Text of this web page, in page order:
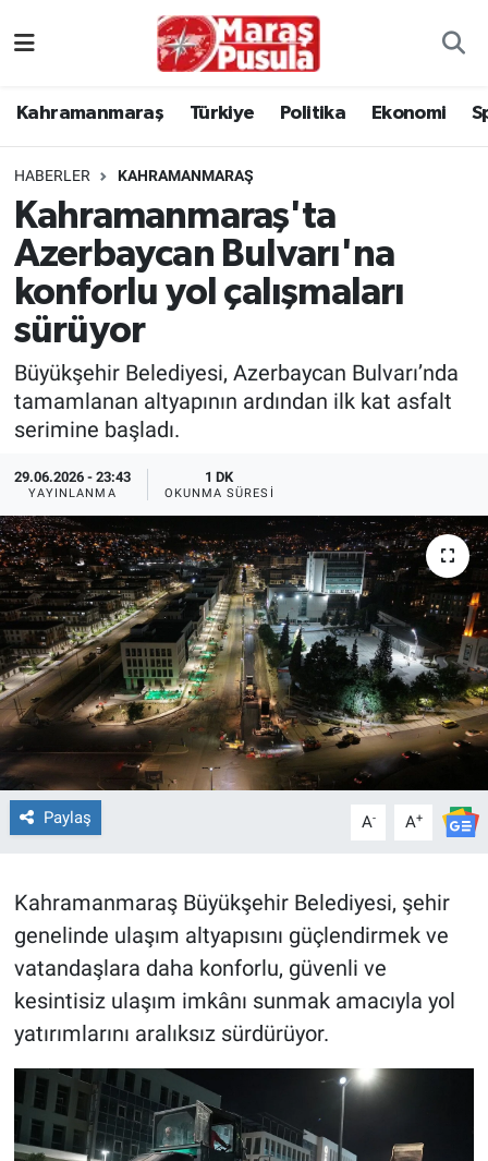
Kahramanmaraş Türkiye Politika Ekonomi
HABERLER KAHRAMANMARAŞ
Kahramanmaraş'ta
Azerbaycan Bulvarı'na
konforlu yol çalışmaları
sürüyor
Büyükşehir Belediyesi, Azerbaycan Bulvarı’nda
tamamlanan altyapının ardından ilk kat asfalt
serimine başladı.
29.06.2026 - 23:43
YAYINLANMA
1 DK
OKUNMA SÜRESI
Paylaş A- A+
Kahramanmaraş Büyükşehir Belediyesi, şehir
genelinde ulaşım altyapısını güçlendirmek ve
vatandaşlara daha konforlu, güvenli ve
kesintisiz ulaşım imkânı sunmak amacıyla yol
yatırımlarını aralıksız sürdürüyor.
Politika
Ekonomi
Spor
Kültür Sanat
Sağlık
TEKNOLOJİ
Dünya
İlçeler
MAGAZİN
Bilim, Teknoloji
ASAYİŞ
HABERDE İNSAN
EĞİTİM
BİLİM VE TEKNOLOJİ
Güvenlik
Bölge
İstanbul Trafik Yoğunluk Haritası
Süper Lig Puan Durumu ve Fikstür
Tüm Manşetler
Son Dakika Haberleri
Haber Arşivi